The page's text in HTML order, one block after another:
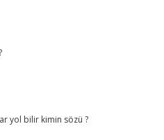
yol bilir kimin sözü ?